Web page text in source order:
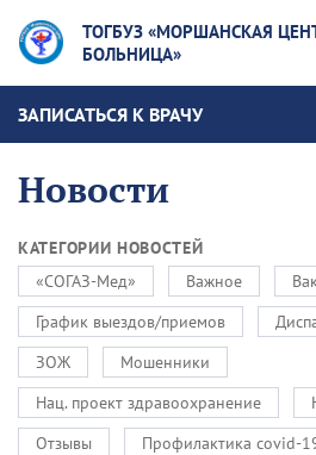
ТОГБУЗ «МОРШАНСКАЯ
БОЛЬНИЦА»
ЗАПИСАТЬСЯ К ВРАЧУ
Новости
КАТЕГОРИИ НОВОСТЕЙ
«СОГАЗ-Мед»
Важное
График выездов/приемов
ЗОЖ
Мошенники
Нац. проект здравоохранение
Отзывы
Профилактика covid-